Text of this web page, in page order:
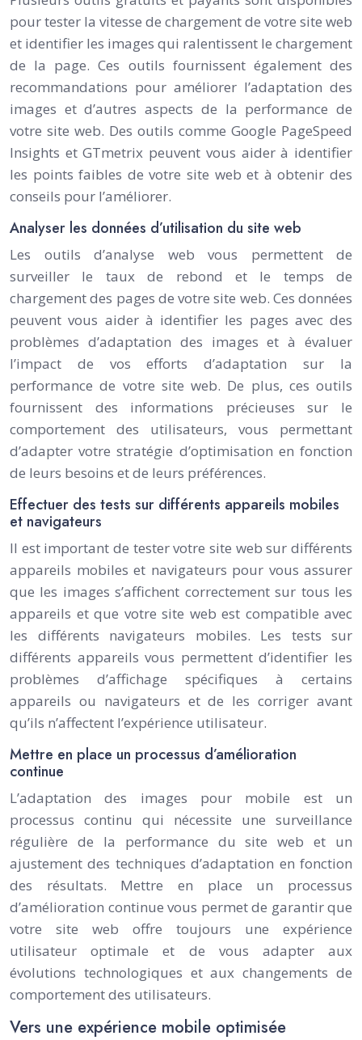
pour tester la vitesse de chargement de votre site web
et identifier les images qui ralentissent le chargement
de la page. Ces outils fournissent également des
recommandations pour améliorer l’adaptation des
images et d’autres aspects de la performance de
votre site web. Des outils comme Google PageSpeed
Insights et GTmetrix peuvent vous aider à identifier
les points faibles de votre site web et à obtenir des
conseils pour l’améliorer.
Analyser les données d’utilisation du site web
Les outils d’analyse web vous permettent de
surveiller le taux de rebond et le temps de
chargement des pages de votre site web. Ces données
peuvent vous aider à identifier les pages avec des
problèmes d’adaptation des images et à évaluer
l’impact de vos efforts d’adaptation sur la
performance de votre site web. De plus, ces outils
fournissent des informations précieuses sur le
comportement des utilisateurs, vous permettant
d’adapter votre stratégie d’optimisation en fonction
de leurs besoins et de leurs préférences.
Effectuer des tests sur différents appareils mobiles
et navigateurs
Il est important de tester votre site web sur différents
appareils mobiles et navigateurs pour vous assurer
que les images s’affichent correctement sur tous les
appareils et que votre site web est compatible avec
les différents navigateurs mobiles. Les tests sur
différents appareils vous permettent d’identifier les
problèmes d’affichage spécifiques à certains
appareils ou navigateurs et de les corriger avant
qu’ils n’affectent l’expérience utilisateur.
Mettre en place un processus d’amélioration
continue
L’adaptation des images pour mobile est un
processus continu qui nécessite une surveillance
régulière de la performance du site web et un
ajustement des techniques d’adaptation en fonction
des résultats. Mettre en place un processus
d’amélioration continue vous permet de garantir que
votre site web offre toujours une expérience
utilisateur optimale et de vous adapter aux
évolutions technologiques et aux changements de
comportement des utilisateurs.
Vers une expérience mobile optimisée